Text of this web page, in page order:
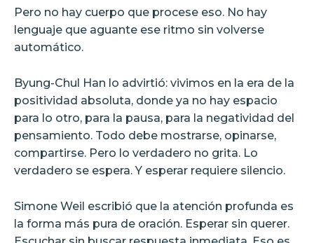
Pero no hay cuerpo que procese eso. No hay
lenguaje que aguante ese ritmo sin volverse
automático.
Byung-Chul Han lo advirtió: vivimos en la era de la
positividad absoluta, donde ya no hay espacio
para lo otro, para la pausa, para la negatividad del
pensamiento. Todo debe mostrarse, opinarse,
compartirse. Pero lo verdadero no grita. Lo
verdadero se espera. Y esperar requiere silencio.
Simone Weil escribió que la atención profunda es
la forma más pura de oración. Esperar sin querer.